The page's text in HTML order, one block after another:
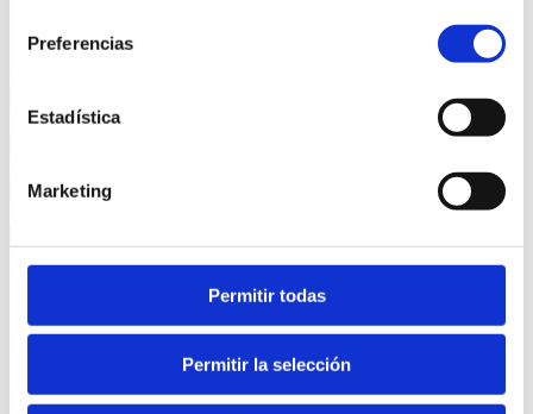
Preferencias
Estadística
Marketing
Permitir todas
Permitir la selección
Teléfono*
Doy mi consentimiento para que esta web almacene la
petición.
Autorizo el envío de comunicaciones electrónicas de las